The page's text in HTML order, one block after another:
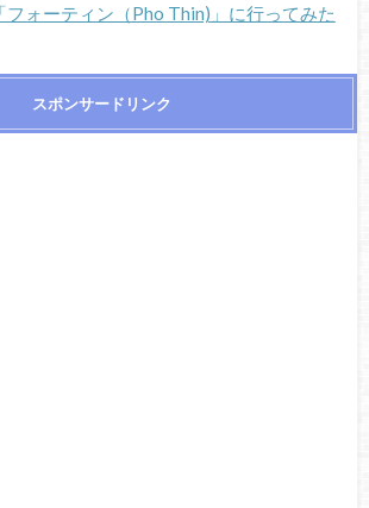
フォーティン（Pho Thin)」に行ってみた
スポンサードリンク